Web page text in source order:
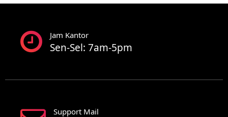
Jam Kantor
Sen-Sel: 7am-5pm
Support Mail